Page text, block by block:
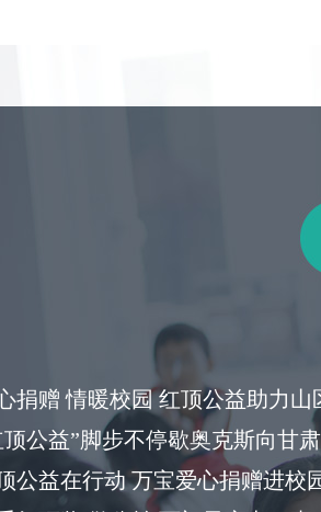
捐赠 情暖校园 红顶公益助力山
顶公益”脚步不停歇奥克斯向甘
公益在行动 万宝爱心捐赠进校